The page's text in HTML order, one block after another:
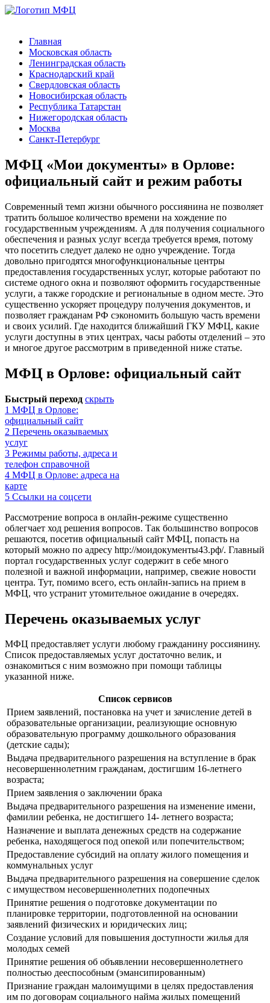
Главная
Московская область
Ленинградская область
Краснодарский край
Свердловская область
Новосибирская область
Республика Татарстан
Нижегородская область
Москва
Санкт-Петербург
МФЦ «Мои документы» в Орлове:
официальный сайт и режим работы
Современный темп жизни обычного россиянина не позволяет
тратить большое количество времени на хождение по
государственным учреждениям. А для получения социального
обеспечения и разных услуг всегда требуется время, потому
что посетить следует далеко не одно учреждение. Тогда
довольно пригодятся многофункциональные центры
предоставления государственных услуг, которые работают по
системе одного окна и позволяют оформить государственные
услуги, а также городские и региональные в одном месте. Это
существенно ускоряет процедуру получения документов, и
позволяет гражданам РФ сэкономить большую часть времени
и своих усилий. Где находится ближайший ГКУ МФЦ, какие
услуги доступны в этих центрах, часы работы отделений – это
и многое другое рассмотрим в приведенной ниже статье.
МФЦ в Орлове: официальный сайт
Быстрый переход скрыть
1 МФЦ в Орлове:
официальный сайт
2 Перечень оказываемых
услуг
3 Режимы работы, адреса и
телефон справочной
4 МФЦ в Орлове: адреса на
карте
5 Ссылки на соцсети
Рассмотрение вопроса в онлайн-режиме существенно
облегчает ход решения вопросов. Так большинство вопросов
решаются, посетив официальный сайт МФЦ, попасть на
который можно по адресу http://моидокументы43.рф/. Главный
портал государственных услуг содержит в себе много
полезной и важной информации, например, свежие новости
центра. Тут, помимо всего, есть онлайн-запись на прием в
МФЦ, что устранит утомительное ожидание в очередях.
Перечень оказываемых услуг
МФЦ предоставляет услуги любому гражданину россиянину.
Список предоставляемых услуг достаточно велик, и
ознакомиться с ним возможно при помощи таблицы
указанной ниже.
Список сервисов
Прием заявлений, постановка на учет и зачисление детей в
образовательные организации, реализующие основную
образовательную программу дошкольного образования
(детские сады);
Выдача предварительного разрешения на вступление в брак
несовершеннолетним гражданам, достигшим 16-летнего
возраста;
Прием заявления о заключении брака
Выдача предварительного разрешения на изменение имени,
фамилии ребенка, не достигшего 14- летнего возраста;
Назначение и выплата денежных средств на содержание
ребенка, находящегося под опекой или попечительством;
Предоставление субсидий на оплату жилого помещения и
коммунальных услуг
Выдача предварительного разрешения на совершение сделок
с имуществом несовершеннолетних подопечных
Принятие решения о подготовке документации по
планировке территории, подготовленной на основании
заявлений физических и юридических лиц;
Создание условий для повышения доступности жилья для
молодых семей
Принятие решения об объявлении несовершеннолетнего
полностью дееспособным (эмансипированным)
Признание граждан малоимущими в целях предоставления
им по договорам социального найма жилых помещений